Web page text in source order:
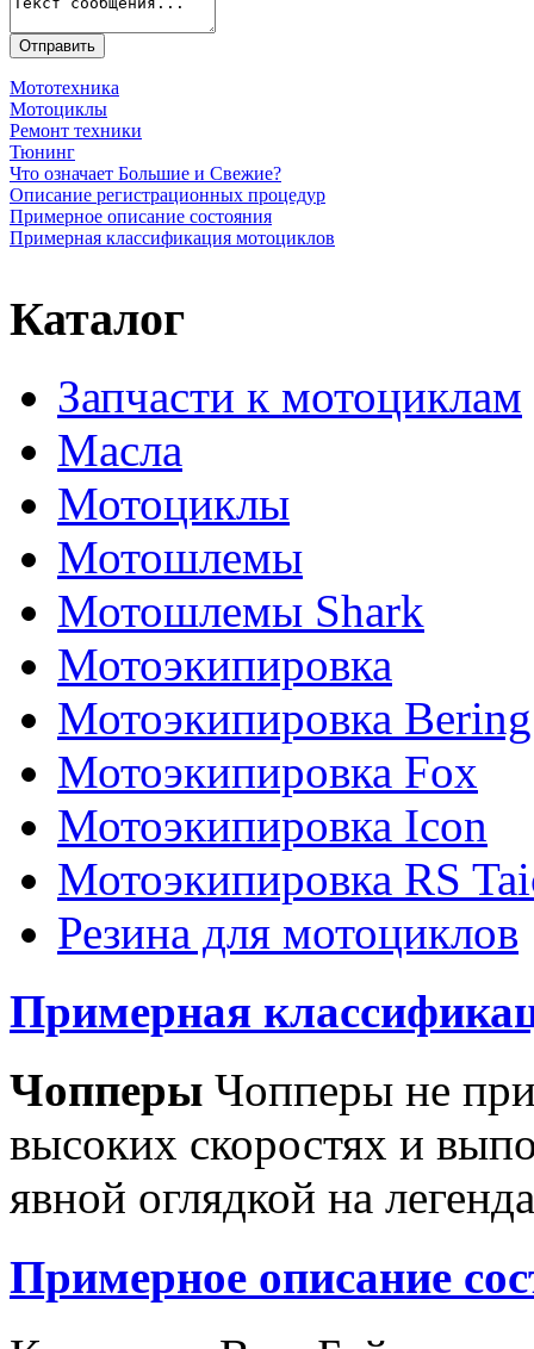
Мототехника
Мотоциклы
Ремонт техники
Тюнинг
Что означает Большие и Свежие?
Описание регистрационных процедур
Примерное описание состояния
Примерная классификация мотоциклов
Каталог
Запчасти к мотоциклам
Масла
Мотоциклы
Мотошлемы
Мотошлемы Shark
Мотоэкипировка
Мотоэкипировка Bering
Мотоэкипировка Fox
Мотоэкипировка Icon
Мотоэкипировка RS
Резина для мотоциклов
Примерная
Чопперы Чопперы не
высоких скоростях и
явной оглядкой на
Примерное описание